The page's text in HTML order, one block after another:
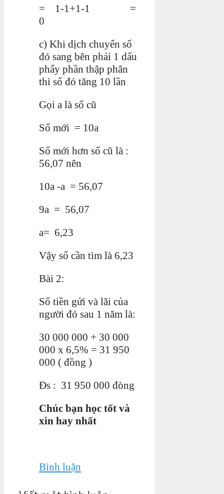
= 1-1+1-1 =
0
c) Khi dịch chuyển số
đó sang bên phải 1 dấu
phẩy phần thập phân
thì số đó tăng 10 lần
Gọi a là số cũ
Số mới = 10a
Số mới hơn số cũ là :
56,07 nên
10a -a = 56,07
9a = 56,07
a= 6,23
Vậy số cần tìm là 6,23
Bài 2:
Số tiền gửi và lãi của
người đó sau 1 năm là:
30 000 000 + 30 000
000 x 6,5% = 31 950
000 ( đồng )
Đs : 31 950 000 đòng
Chúc bạn học tốt và
xin hay nhất
Bình luận